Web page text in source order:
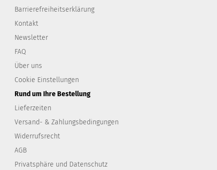
Barrierefreiheitserklärung
Kontakt
Newsletter
FAQ
Über uns
Cookie Einstellungen
Rund um Ihre Bestellung
Lieferzeiten
Versand- & Zahlungsbedingungen
Widerrufsrecht
AGB
Privatsphäre und Datenschutz